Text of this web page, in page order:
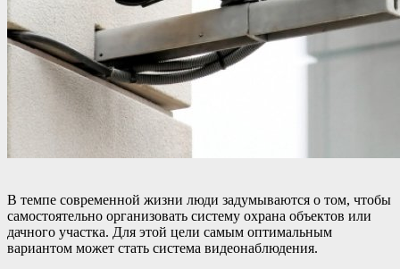
В темпе современной жизни люди задумываются о том, чтобы
самостоятельно организовать систему охрана объектов или
дачного участка. Для этой цели самым оптимальным
вариантом может стать система видеонаблюдения.